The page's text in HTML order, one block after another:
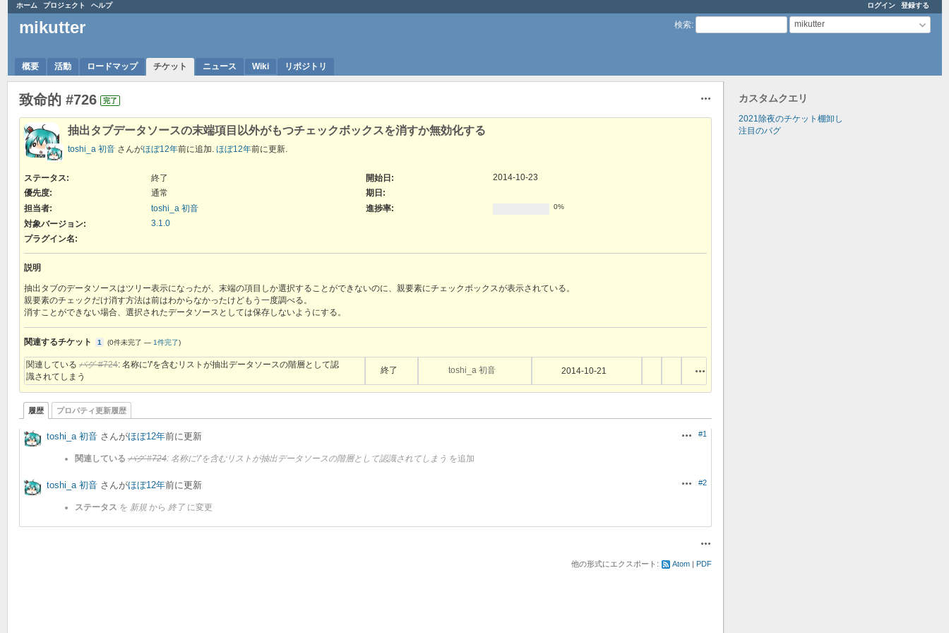
ログイン 登録する
ホーム プロジェクト ヘルプ
検索: mikutter
mikutter
概要 活動 ロードマップ チケット ニュース Wiki リポジトリ
カスタムクエリ
2021除夜のチケット棚卸し
注目のバグ
致命的 #726 完了
抽出タブデータソースの末端項目以外がもつチェックボックスを消すか無効化する
toshi_a 初音 さんがほぼ12年前に追加. ほぼ12年前に更新.
ステータス:
終了
優先度:
通常
担当者:
toshi_a 初音
対象バージョン:
3.1.0
開始日:
2014-10-23
期日:
進捗率:
0%
プラグイン名:
説明
抽出タブのデータソースはツリー表示になったが、末端の項目しか選択することができないのに、親要素にチェックボックスが表示されている。
親要素のチェックだけ消す方法は前はわからなかったけどもう一度調べる。
消すことができない場合、選択されたデータソースとしては保存しないようにする。
関連するチケット 1 (0件未完了 — 1件完了)
関連している バグ #724: 名称に'/'を含むリストが抽出データソースの階層として認
識されてしまう
終了 toshi_a 初音 2014-10-21
履歴 プロパティ更新履歴
操作
#1
toshi_a 初音 さんがほぼ12年前に更新
関連している バグ #724: 名称に'/'を含むリストが抽出データソースの階層として認識されてしまう を追加
操作
#2
toshi_a 初音 さんがほぼ12年前に更新
ステータス を 新規 から 終了 に変更
他の形式にエクスポート: Atom PDF